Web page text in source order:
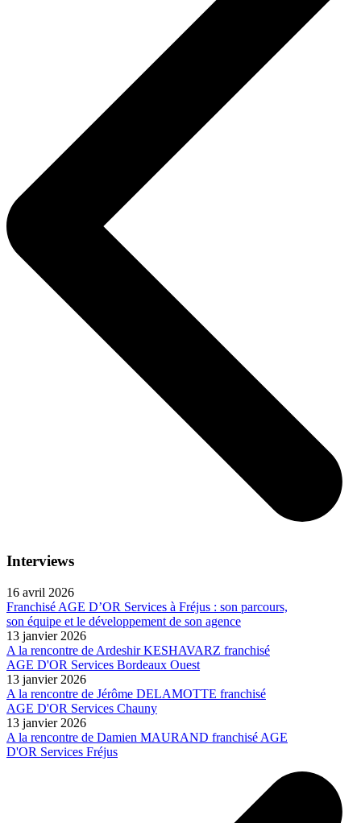
Interviews
16 avril 2026
Franchisé AGE D’OR Services à Fréjus : son parcours,
son équipe et le développement de son agence
13 janvier 2026
A la rencontre de Ardeshir KESHAVARZ franchisé
AGE D'OR Services Bordeaux Ouest
13 janvier 2026
A la rencontre de Jérôme DELAMOTTE franchisé
AGE D'OR Services Chauny
13 janvier 2026
A la rencontre de Damien MAURAND franchisé AGE
D'OR Services Fréjus